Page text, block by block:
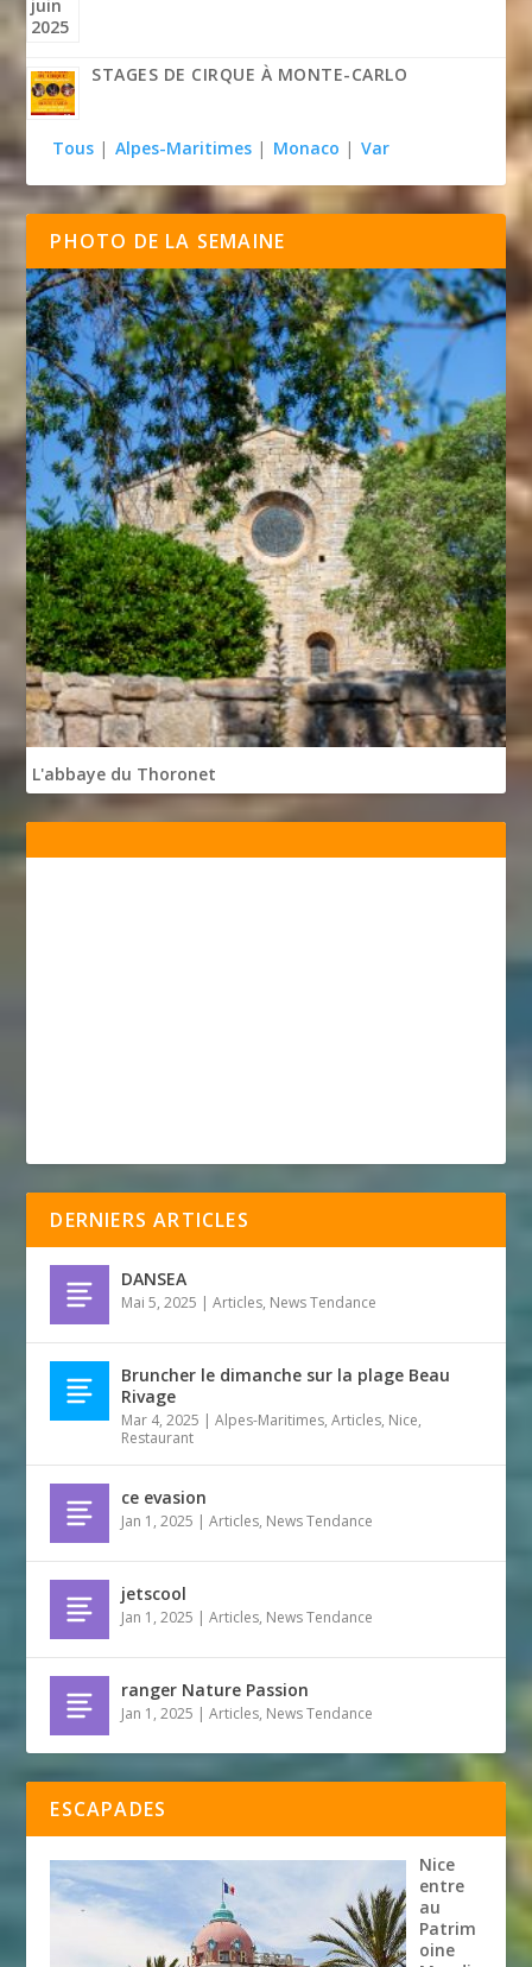
STAGES DE CIRQUE À MONTE-CARLO
Tous | Alpes-Maritimes | Monaco | Var
PHOTO DE LA SEMAINE
L'abbaye du Thoronet
DERNIERS ARTICLES
DANSEA
Mai 5, 2025 |Articles, News Tendance
Bruncher le dimanche sur la plage Beau
Rivage
Mar 4, 2025 |Alpes-Maritimes,Articles, Nice,
Restaurant
ce evasion
Jan 1, 2025 |Articles, News Tendance
jetscool
Jan 1, 2025 |Articles, News Tendance
ranger Nature Passion
Jan 1, 2025 |Articles, News Tendance
ESCAPADES
Nice
entre
au
Patrim
oine